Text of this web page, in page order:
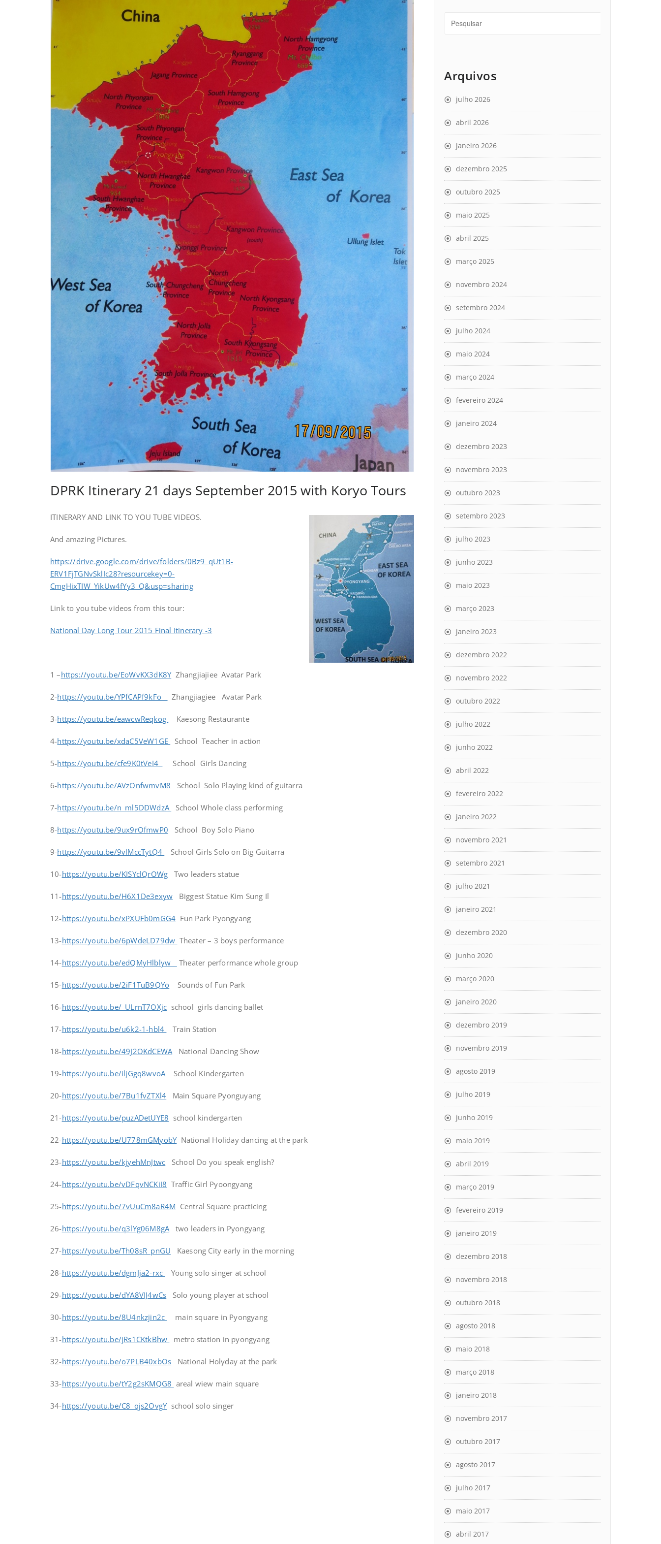
DPRK Itinerary 21 days September 2015 with Koryo Tours
ITINERARY AND LINK TO YOU TUBE VIDEOS.
And amazing Pictures.
https://drive.google.com/drive/folders/0Bz9_qUt1B-
ERV1FjTGNvSklIc28?resourcekey=0-
CmgHixTIW_YikUw4fYy3_Q&usp=sharing
Link to you tube videos from this tour:
National Day Long Tour 2015 Final Itinerary -3
1 –https://youtu.be/EoWvKX3dK8YZhangjiajiee Avatar Park
2-https://youtu.be/YPfCAPf9kFo Zhangjiagiee Avatar Park
3-https://youtu.be/eawcwReqkog Kaesong Restaurante
4-https://youtu.be/xdaC5VeW1GE School Teacher in action
5-https://youtu.be/cfe9K0tVeI4 School Girls Dancing
6-https://youtu.be/AVzOnfwmvM8 School Solo Playing kind of guitarra
7-https://youtu.be/n_ml5DDWdzA School Whole class performing
8-https://youtu.be/9ux9rOfmwP0 School Boy Solo Piano
9-https://youtu.be/9vlMccTytQ4 School Girls Solo on Big Guitarra
10-https://youtu.be/KISYclQrOWg Two leaders statue
11-https://youtu.be/H6X1De3exyw Biggest Statue Kim Sung Il
12-https://youtu.be/xPXUFb0mGG4 Fun Park Pyongyang
13-https://youtu.be/6pWdeLD79dw Theater – 3 boys performance
14-https://youtu.be/edQMyHlblyw Theater performance whole group
15-https://youtu.be/2iF1TuB9QYo Sounds of Fun Park
16-https://youtu.be/_ULrnT7OXjc school girls dancing ballet
17-https://youtu.be/u6k2-1-hbl4 Train Station
18-https://youtu.be/49J2OKdCEWANational Dancing Show
19-https://youtu.be/iljGgq8wvoA School Kindergarten
20-https://youtu.be/7Bu1fvZTXl4 Main Square Pyonguyang
21-https://youtu.be/puzADetUYE8 school kindergarten
22-https://youtu.be/U778mGMyobYNational Holiday dancing at the park
23-https://youtu.be/kjyehMnJtwc School Do you speak english?
24-https://youtu.be/vDFqvNCKiI8 Traffic Girl Pyoongyang
25-https://youtu.be/7vUuCm8aR4M Central Square practicing
26-https://youtu.be/q3lYg06M8gAtwo leaders in Pyongyang
27-https://youtu.be/Th08sR_pnGU Kaesong City early in the morning
28-https://youtu.be/dgmJja2-rxc Young solo singer at school
29-https://youtu.be/dYA8VIJ4wCs Solo young player at school
30-https://youtu.be/8U4nkzjin2c main square in Pyongyang
31-https://youtu.be/jRs1CKtkBhw metro station in pyongyang
32-https://youtu.be/o7PLB40xbOs National Holyday at the park
33-https://youtu.be/tY2g2sKMQG8 areal wiew main square
34-https://youtu.be/C8_qjs2OvgYschool solo singer
Arquivos
julho 2026
abril 2026
janeiro 2026
dezembro 2025
outubro 2025
maio 2025
abril 2025
março 2025
novembro 2024
setembro 2024
julho 2024
maio 2024
março 2024
fevereiro 2024
janeiro 2024
dezembro 2023
novembro 2023
outubro 2023
setembro 2023
julho 2023
junho 2023
maio 2023
março 2023
janeiro 2023
dezembro 2022
novembro 2022
outubro 2022
julho 2022
junho 2022
abril 2022
fevereiro 2022
janeiro 2022
novembro 2021
setembro 2021
julho 2021
janeiro 2021
dezembro 2020
junho 2020
março 2020
janeiro 2020
dezembro 2019
novembro 2019
agosto 2019
julho 2019
junho 2019
maio 2019
abril 2019
março 2019
fevereiro 2019
janeiro 2019
dezembro 2018
novembro 2018
outubro 2018
agosto 2018
maio 2018
março 2018
janeiro 2018
novembro 2017
outubro 2017
agosto 2017
julho 2017
maio 2017
abril 2017